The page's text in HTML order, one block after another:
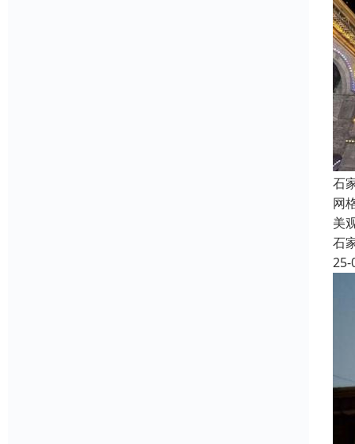
石
网
美
石
25-